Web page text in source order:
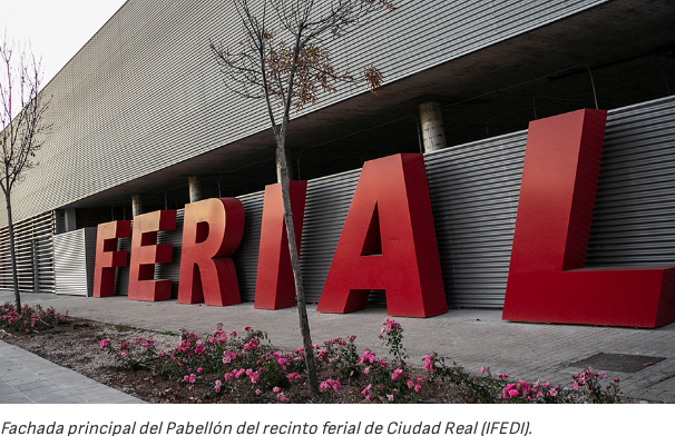
Fachada principal del Pabellón del recinto ferial de Ciudad Real (IFEDI).